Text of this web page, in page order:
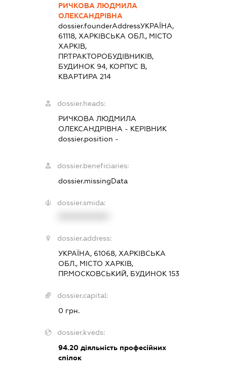
РИЧКОВА ЛЮДМИЛА
ОЛЕКСАНДРІВНА
dossier.founderAddressУКРАЇНА,
61118, ХАРКІВСЬКА ОБЛ., МІСТО
ХАРКІВ,
ПР.ТРАКТОРОБУДІВНИКІВ,
БУДИНОК 94, КОРПУС В,
КВАРТИРА 214
dossier.heads:
РИЧКОВА ЛЮДМИЛА
ОЛЕКСАНДРІВНА - КЕРІВНИК
dossier.position -
dossier.beneficiaries:
dossier.missingData
dossier.smida:
dossier.address:
УКРАЇНА, 61068, ХАРКІВСЬКА
ОБЛ., МІСТО ХАРКІВ,
ПР.МОСКОВСЬКИЙ, БУДИНОК 153
dossier.capital:
0 грн.
dossier.kveds:
94.20 діяльність професійних
спілок